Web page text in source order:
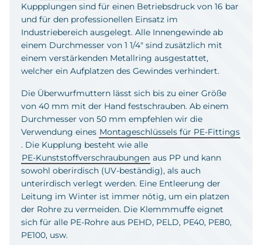
Kuppplungen sind für einen Betriebsdruck von 16 bar
und für den professionellen Einsatz im
Industriebereich ausgelegt. Alle Innengewinde ab
einem Durchmesser von 1 1/4" sind zusätzlich mit
einem verstärkenden Metallring ausgestattet,
welcher ein Aufplatzen des Gewindes verhindert.
Die Überwurfmuttern lässt sich bis zu einer Größe
von 40 mm mit der Hand festschrauben. Ab einem
Durchmesser von 50 mm empfehlen wir die
Verwendung eines Montageschlüssels für PE-Fittings
. Die Kupplung besteht wie alle
PE-Kunststoffverschraubungen aus PP und kann
sowohl oberirdisch (UV-beständig), als auch
unterirdisch verlegt werden. Eine Entleerung der
Leitung im Winter ist immer nötig, um ein platzen
der Rohre zu vermeiden. Die Klemmmuffe eignet
sich für alle PE-Rohre aus PEHD, PELD, PE40, PE80,
PE100, usw.